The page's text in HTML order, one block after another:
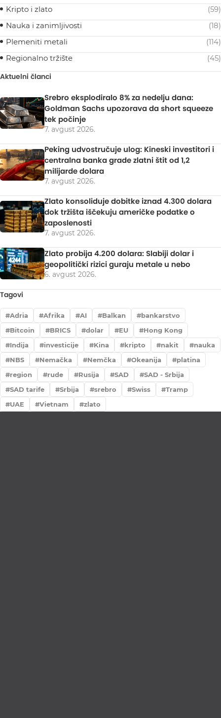
Kripto i zlato
(59)
Nauka i zanimljivosti
(18)
Plemeniti metali
(114)
Regionalno tržište
(45)
Aktuelni članci
Srebro eksplodiralo 8% za nedelju dana:
Goldman Sachs upozorava da short squeeze
tek počinje
7. avgust 2026.
Peking udvostručuje ulog: Kineski investitori i
centralna banka grade zlatni štit od 1,2
milijarde dolara
7. avgust 2026.
Zlato konsoliduje dobitke iznad 4.300 dolara
dok tržišta iščekuju američke podatke o
zaposlenosti
7. avgust 2026.
Zlato probija 4.200 dolara: Slabiji dolar i
geopolitički rizici guraju metale u nebo
6. avgust 2026.
Tagovi
Adria Afrika AI Balkan
bankarstvo
Bitcoin
BRICS dolar EU
Hong Kong
Indija
investicije Kina kripto nakit
nauka
NBS
Nemačka Nemčka Okeanija
platina
region
rude Rusija SAD
SAD - Srbija
SAD tarife
Srbija srebro Swiss
Tramp
UAE
Vietnam zlato